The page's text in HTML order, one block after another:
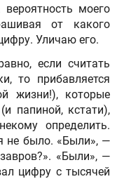
моего
от какого
Уличаю его.
если считать
то прибавляется
жизни!), которые
папиной, кстати),
определить.
не было. «Были», —
«Были», —
цифру с тысячей